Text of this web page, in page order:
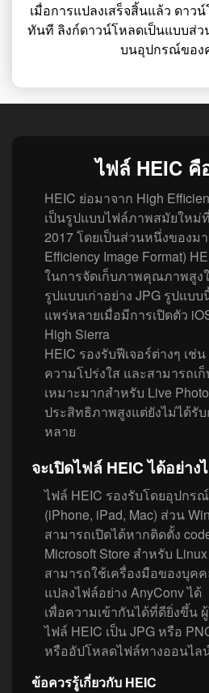
เมื่อการแปลงเสร็จสิ้นแล้ว ดาว
ทันที ลิงก์ดาวน์โหลดเป็นแบบส่ว
บนอุปกรณ์ขอ
ไฟล์ HEIC คื
HEIC ย่อมาจาก High
เป็นรูปแบบไฟล์ภาพสมัยให
2017 โดยเป็นส่วนหนึ่งของม
Efficiency Image Format)
ในการจัดเก็บภาพคุณภาพสูง
รูปแบบเก่าอย่าง JPG รูปแบ
แพร่หลายเมื่อมีการเปิดตัว
High Sierra
HEIC รองรับฟีเจอร์ต่างๆ เช่
ความโปร่งใส และสามารถเ
เหมาะมากสำหรับ Live
ประสิทธิภาพสูงแต่ยังไม่ได้รั
หลาย
จะเปิดไฟล์ HEIC ได้อย่าง
ไฟล์ HEIC รองรับโดยอุปกร
(iPhone, iPad, Mac) ส่วน
สามารถเปิดได้หากติดตั้ง
Microsoft Store สำหรับ
สามารถใช้เครื่องมือของบุค
แปลงไฟล์อย่าง AnyConv ได้
เพื่อความเข้ากันได้ที่ดียิ่งขึ้น
ไฟล์ HEIC เป็น JPG หรือ
หรืออัปโหลดไฟล์ทางออนไล
ข้อควรรู้เกี่ยวกับ HEIC